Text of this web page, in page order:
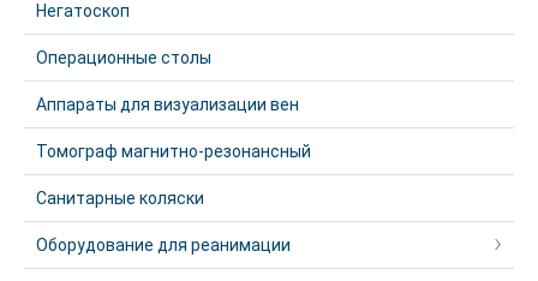
Негатоскоп
Операционные столы
Аппараты для визуализации вен
Томограф магнитно-резонансный
Санитарные коляски
Оборудование для реанимации